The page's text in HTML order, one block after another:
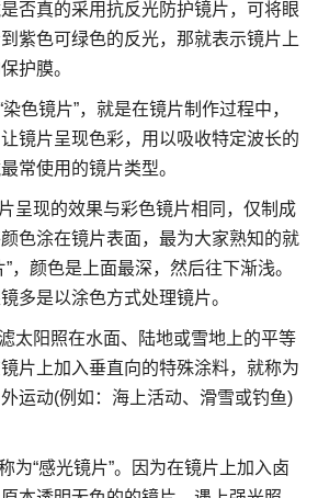
否真的采用抗反光防护镜片，可将眼
紫色可绿色的反光，那就表示镜片上
护膜。
色镜片”，就是在镜片制作过程中，
镜片呈现色彩，用以吸收特定波长的
常使用的镜片类型。
呈现的效果与彩色镜片相同，仅制成
色涂在镜片表面，最为大家熟知的就
，颜色是上面最深，然后往下渐浅。
多是以涂色方式处理镜片。
太阳照在水面、陆地或雪地上的平等
片上加入垂直向的特殊涂料，就称为
运动(例如：海上活动、滑雪或钓鱼)
为“感光镜片”。因为在镜片上加入卤